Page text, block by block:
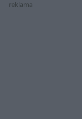
reklama